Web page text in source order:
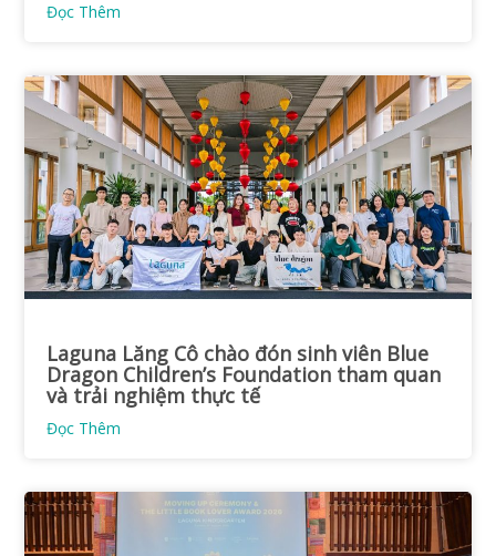
Đọc Thêm
Laguna Lăng Cô chào đón sinh viên Blue
Dragon Children’s Foundation tham quan
và trải nghiệm thực tế
Đọc Thêm